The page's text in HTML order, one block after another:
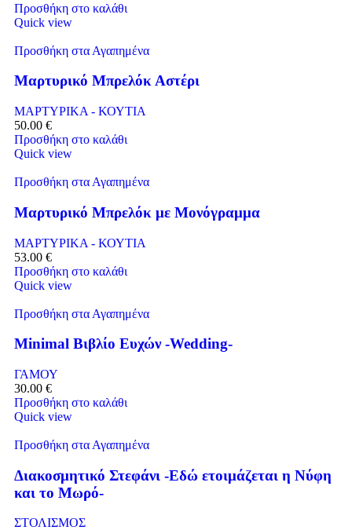
Προσθήκη στο καλάθι
Quick view
Προσθήκη στα Αγαπημένα
Μαρτυρικό Μπρελόκ Αστέρι
ΜΑΡΤΥΡΙΚΑ - ΚΟΥΤΙΑ
50.00 €
Προσθήκη στο καλάθι
Quick view
Προσθήκη στα Αγαπημένα
Μαρτυρικό Μπρελόκ με Μονόγραμμα
ΜΑΡΤΥΡΙΚΑ - ΚΟΥΤΙΑ
53.00 €
Προσθήκη στο καλάθι
Quick view
Προσθήκη στα Αγαπημένα
Minimal Βιβλίο Ευχών -Wedding-
ΓΑΜΟΥ
30.00 €
Προσθήκη στο καλάθι
Quick view
Προσθήκη στα Αγαπημένα
Διακοσμητικό Στεφάνι -Εδώ ετοιμάζεται η Νύφη
και το Μωρό-
ΣΤΟΛΙΣΜΟΣ